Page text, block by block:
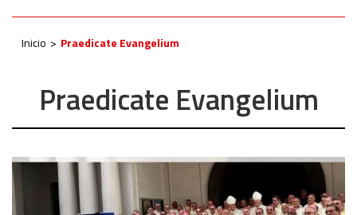
Inicio Praedicate Evangelium
Praedicate Evangelium